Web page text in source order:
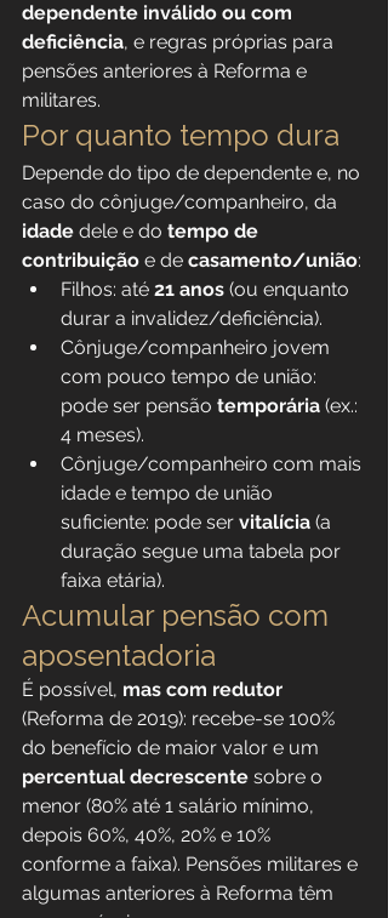
dependente inválido ou com
deficiência, e regras próprias para
pensões anteriores à Reforma e
militares.
Por quanto tempo dura
Depende do tipo de dependente e, no
caso do cônjuge/companheiro, da
idade dele e do tempo de
contribuição e de casamento/união:
Filhos: até 21 anos (ou enquanto
durar a invalidez/deficiência).
Cônjuge/companheiro jovem
com pouco tempo de união:
pode ser pensão temporária (ex.:
4 meses).
Cônjuge/companheiro com mais
idade e tempo de união
suficiente: pode ser vitalícia (a
duração segue uma tabela por
faixa etária).
Acumular pensão com
aposentadoria
É possível, mas com redutor
(Reforma de 2019): recebe-se 100%
do benefício de maior valor e um
percentual decrescente sobre o
menor (80% até 1 salário mínimo,
depois 60%, 40%, 20% e 10%
conforme a faixa). Pensões militares e
algumas anteriores à Reforma têm